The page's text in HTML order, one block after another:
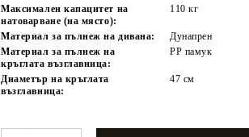
Максимален капацитет на
натоварване (на място):
110 кг
Материал за пълнеж на дивана:
Дунапрен
Материал за пълнеж на
кръглата възглавница:
PP памук
Диаметър на кръглата
възглавница:
47 см